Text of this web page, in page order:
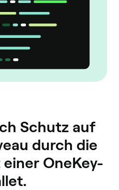
Schutz auf
durch die
OneKey-